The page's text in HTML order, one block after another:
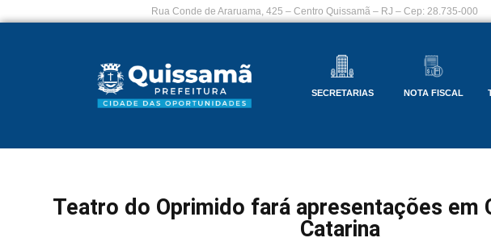
Rua Conde de Araruama, 425 – Centro Quissamã – RJ – Cep: 28.735-000
SECRETARIAS NOTA FISCAL
Teatro do Oprimido fará apresentações em
Catarina